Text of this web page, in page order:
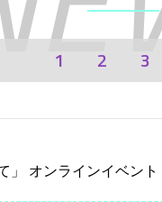
1 2 3
」 オンラインイベント